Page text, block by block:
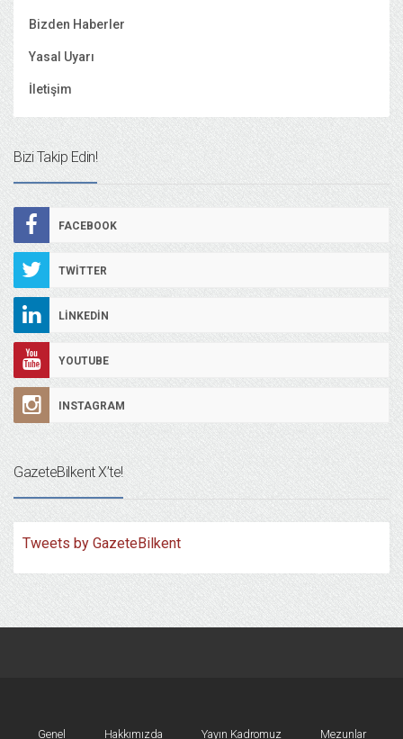
Bizden Haberler
Yasal Uyarı
İletişim
Bizi Takip Edin!
FACEBOOK
TWITTER
LINKEDIN
YOUTUBE
INSTAGRAM
GazeteBilkent X’te!
Tweets by GazeteBilkent
Genel Hakkımızda Yayın Kadromuz Mezunlar